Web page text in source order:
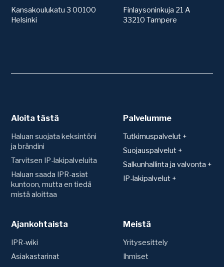
Kansakoulukatu 3 00100
Helsinki
Finlaysoninkuja 21 A
33210 Tampere
Aloita tästä
Haluan suojata keksintöni
ja brändini
Tarvitsen IP-lakipalveluita
Haluan saada IPR-asiat
kuntoon, mutta en tiedä
mistä aloittaa
Palvelumme
Tutkimuspalvelut +
Patentit
Teknologiakartoitus
(FTO)
Tavaramerkit
Suojauspalvelut +
Suojan hakeminen ja
Mallisuoja
Tavaramerkki
Salkunhallinta ja valvonta +
Salkunhallinta
IPR-vakuutus
Vuosimaksut ja uudistukset
Valvonta
IP-lakipalvelut +
Domain-riitaprosessi (UDRP)
Oikeudenkäynnit
Ajankohtaista
IPR-wiki
Asiakastarinat
Meistä
Yritysesittely
Ihmiset